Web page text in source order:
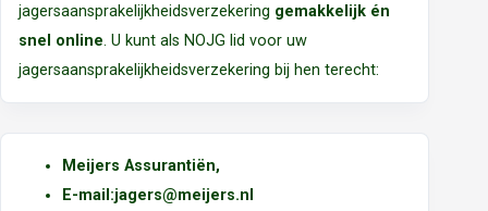
jagersaansprakelijkheidsverzekering gemakkelijk én
snel online. U kunt als NOJG lid voor uw
jagersaansprakelijkheidsverzekering bij hen terecht:
Meijers Assurantiën,
E-mail:jagers@meijers.nl